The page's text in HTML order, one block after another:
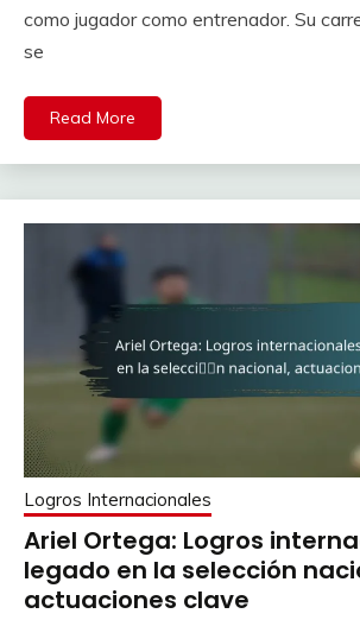
como jugador como entrenador. Su
se
Read More
Logros Internacionales
Ariel Ortega: Logros
legado en la selección
actuaciones clave